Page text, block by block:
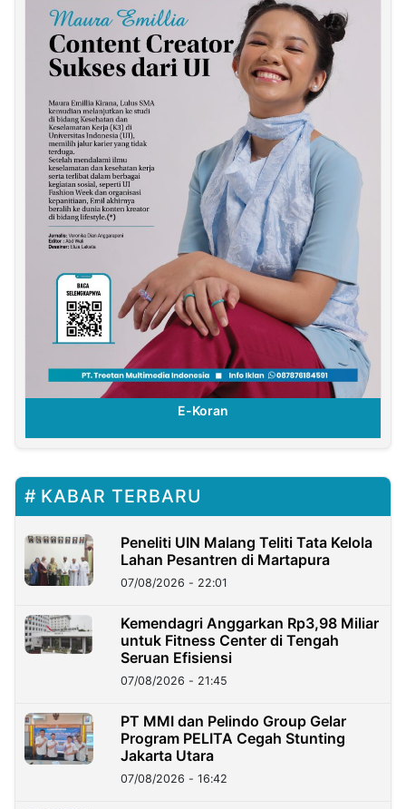
E-Koran
KABAR TERBARU
Peneliti UIN Malang Teliti Tata Kelola
Lahan Pesantren di Martapura
07/08/2026 - 22:01
Kemendagri Anggarkan Rp3,98 Miliar
untuk Fitness Center di Tengah
Seruan Efisiensi
07/08/2026 - 21:45
PT MMI dan Pelindo Group Gelar
Program PELITA Cegah Stunting
Jakarta Utara
07/08/2026 - 16:42